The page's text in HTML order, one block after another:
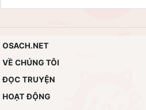
OSACH.NET
VỀ CHÚNG TÔI
ĐỌC TRUYỆN
HOẠT ĐỘNG